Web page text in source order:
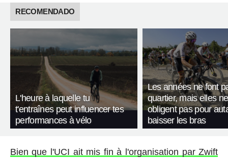
RECOMENDADO
L'heure à laquelle tu
t'entraînes peut influencer tes
performances à vélo
Les années ne font
quartier, mais elles
obligent pas pour
baisser les bras
Bien que l'UCI ait mis fin à l'organisation par Zwift